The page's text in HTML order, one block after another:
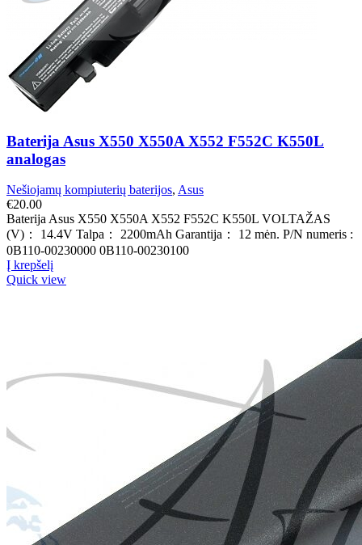
Baterija Asus X550 X550A X552 F552C K550L
analogas
Nešiojamų kompiuterių baterijos, Asus
€20.00
Baterija Asus X550 X550A X552 F552C K550L VOLTAŽAS
(V)： 14.4V Talpa： 2200mAh Garantija： 12 mėn. P/N numeris :
0B110-00230000 0B110-00230100
Į krepšelį
Quick view